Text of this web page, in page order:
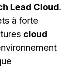
Lead Cloud.
à forte
cloud